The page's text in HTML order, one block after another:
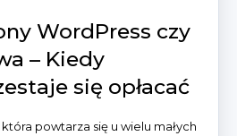
WordPress czy
– Kiedy
się opłacać
powtarza się u wielu małych